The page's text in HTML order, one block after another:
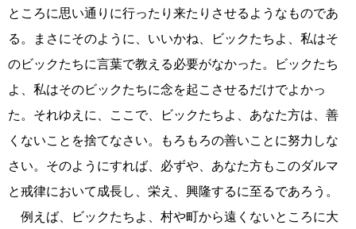
ところに思い通りに行ったり来たりさせるようなものであ
る。まさにそのように、いいかね、ビックたちよ、私はそ
のビックたちに言葉で教える必要がなかった。ビックたち
よ、私はそのビックたちに念を起こさせるだけでよかっ
た。それゆえに、ここで、ビックたちよ、あなた方は、善
くないことを捨てなさい。もろもろの善いことに努力しな
さい。そのようにすれば、必ずや、あなた方もこのダルマ
と戒律において成長し、栄え、興隆するに至るであろう。
例えば、ビックたちよ、村や町から遠くないところに大